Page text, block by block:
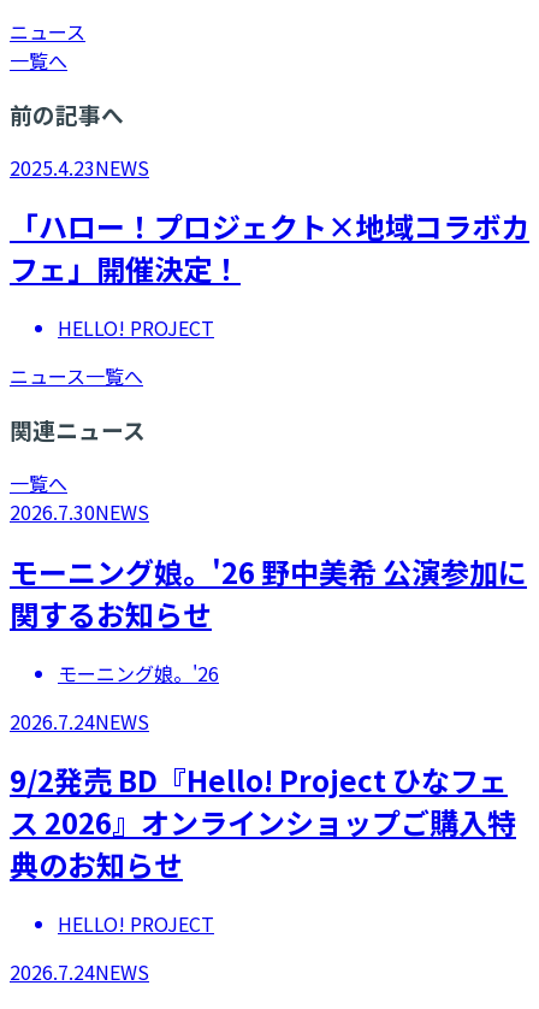
ニュース
一覧へ
前の記事へ
2025.4.23NEWS
「ハロー！プロジェクト×地域コラボカ
フェ」開催決定！
HELLO! PROJECT
ニュース一覧へ
関連ニュース
一覧へ
2026.7.30NEWS
モーニング娘。'26 野中美希 公演参加に
関するお知らせ
モーニング娘。'26
2026.7.24NEWS
9/2発売 BD『Hello! Project ひなフェ
ス 2026』オンラインショップご購入特
典のお知らせ
HELLO! PROJECT
2026.7.24NEWS